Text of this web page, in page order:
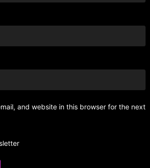
and website in this browser for the next